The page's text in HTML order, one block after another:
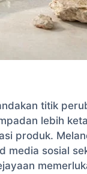
titik
lebih
produk.
media sosial